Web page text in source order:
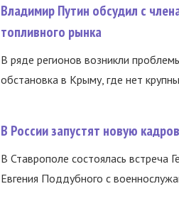
Владимир Путин обсудил с
топливного рынка
В ряде регионов возникли
обстановка в Крыму, где нет
В России запустят новую
В Ставрополе состоялась встреча
Евгения Поддубного с